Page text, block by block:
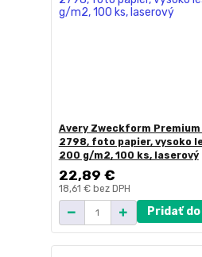
Avery Zweckform Premium
2798, foto papier, vysoko
200 g/m2, 100 ks, laserový
22,89 €
18,61 € bez DPH
Pridať